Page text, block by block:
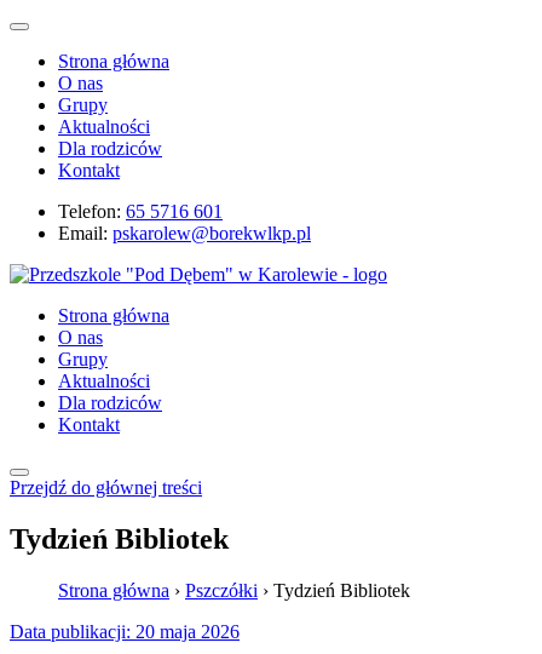
Strona główna
O nas
Grupy
Aktualności
Dla rodziców
Kontakt
Telefon: 65 5716 601
Email: pskarolew@borekwlkp.pl
Strona główna
O nas
Grupy
Aktualności
Dla rodziców
Kontakt
Przejdź do głównej treści
Tydzień Bibliotek
Strona główna › Pszczółki › Tydzień Bibliotek
Data publikacji: 20 maja 2026